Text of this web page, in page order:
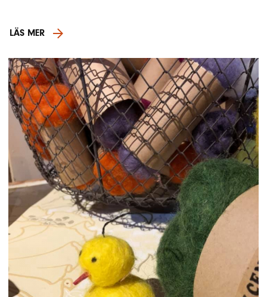
LÄS MER